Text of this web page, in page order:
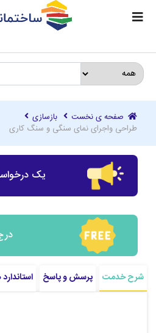
صفحه ی نخست
بازسازی
طراحی واجرای نمای سنگی و سنگ کاری
یک
شرح خدمت پرسش و پاسخ